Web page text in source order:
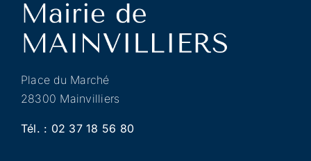
Place du Marché
28300 Mainvilliers
Tél. : 02 37 18 56 80